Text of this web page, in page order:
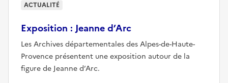
Exposition : Jeanne d’Arc
Les Archives départementales des Alpes-de-Haute-
Provence présentent une exposition autour de la
figure de Jeanne d’Arc.
ACTUALITÉ